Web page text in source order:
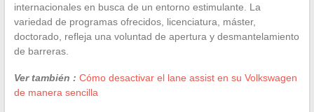
internacionales en busca de un entorno estimulante. La
variedad de programas ofrecidos, licenciatura, máster,
doctorado, refleja una voluntad de apertura y desmantelamiento
de barreras.
Ver también : Cómo desactivar el lane assist en su Volkswagen
de manera sencilla